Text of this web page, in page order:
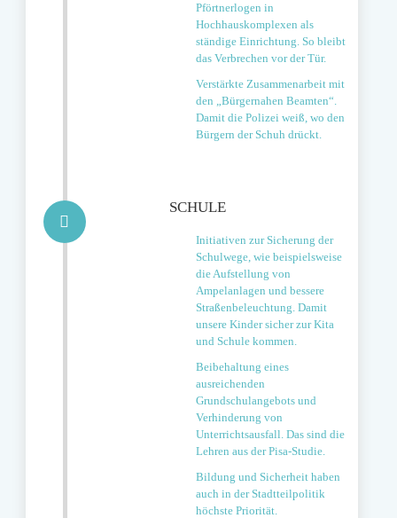
Pförtnerlogen in
Hochhauskomplexen als
ständige Einrichtung. So bleibt
das Verbrechen vor der Tür.
Verstärkte Zusammenarbeit mit
den „Bürgernahen Beamten“.
Damit die Polizei weiß, wo den
Bürgern der Schuh drückt.
SCHULE
Initiativen zur Sicherung der
Schulwege, wie beispielsweise
die Aufstellung von
Ampelanlagen und bessere
Straßenbeleuchtung. Damit
unsere Kinder sicher zur Kita
und Schule kommen.
Beibehaltung eines
ausreichenden
Grundschulangebots und
Verhinderung von
Unterrichtsausfall. Das sind die
Lehren aus der Pisa-Studie.
Bildung und Sicherheit haben
auch in der Stadtteilpolitik
höchste Priorität.